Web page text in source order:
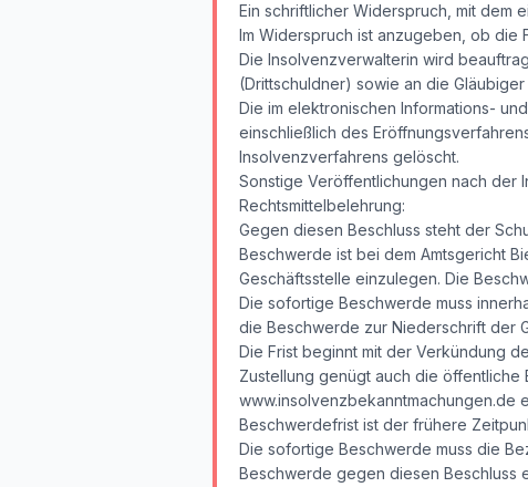
Ein schriftlicher Widerspruch, mit dem
Im Widerspruch ist anzugeben, ob die
Die Insolvenzverwalterin wird
(Drittschuldner) sowie an die
Die im elektronischen Informations-
einschließlich des
Insolvenzverfahrens gelöscht.
Sonstige Veröffentlichungen nach der
Rechtsmittelbelehrung:
Gegen diesen Beschluss steht der
Beschwerde ist bei dem Amtsgericht
Geschäftsstelle einzulegen. Die
Die sofortige Beschwerde muss
die Beschwerde zur Niederschrift der
Die Frist beginnt mit der Verkündung
Zustellung genügt auch die öffentliche
Beschwerdefrist ist der frühere
Die sofortige Beschwerde muss die
Beschwerde gegen diesen Beschluss